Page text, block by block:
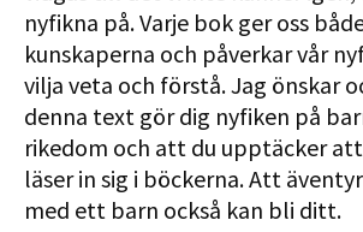
nyfikna på. Varje bok ger oss
kunskaperna och påverkar vår
vilja veta och förstå. Jag önskar
denna text gör dig nyfiken på
rikedom och att du upptäcker
läser in sig i böckerna. Att
med ett barn också kan bli ditt.